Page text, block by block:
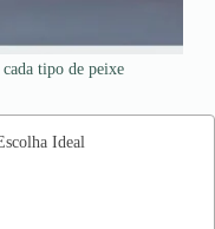
tipo de peixe
Ideal